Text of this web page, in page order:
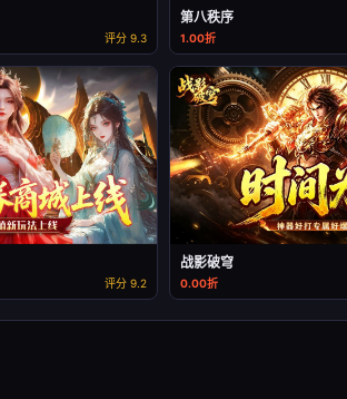
评分 9.3
第八秩序
1.00折
评分 9.2
战影破穹
0.00折